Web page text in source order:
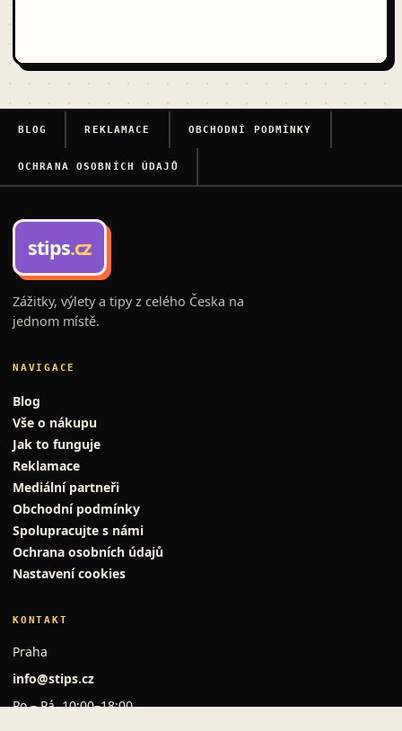
BLOG REKLAMACE OBCHODNÍ PODMÍNKY
OCHRANA OSOBNÍCH ÚDAJŮ
stips.cz
Zážitky, výlety a tipy z celého Česka na
jednom místě.
NAVIGACE
Blog
Vše o nákupu
Jak to funguje
Reklamace
Mediální partneři
Obchodní podmínky
Spolupracujte s námi
Ochrana osobních údajů
Nastavení cookies
KONTAKT
Praha
info@stips.cz
Po – Pá, 10:00–18:00